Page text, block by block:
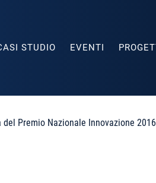
STUDIO EVENTI
del Premio Nazionale Innovazione 2016